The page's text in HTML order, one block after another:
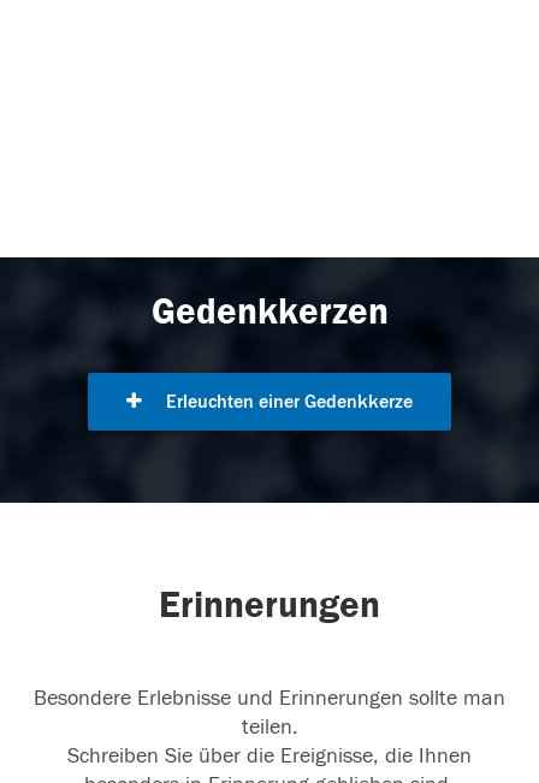
Gedenkkerzen
Erleuchten einer Gedenkkerze
Erinnerungen
Besondere Erlebnisse und Erinnerungen sollte man
teilen.
Schreiben Sie über die Ereignisse, die Ihnen